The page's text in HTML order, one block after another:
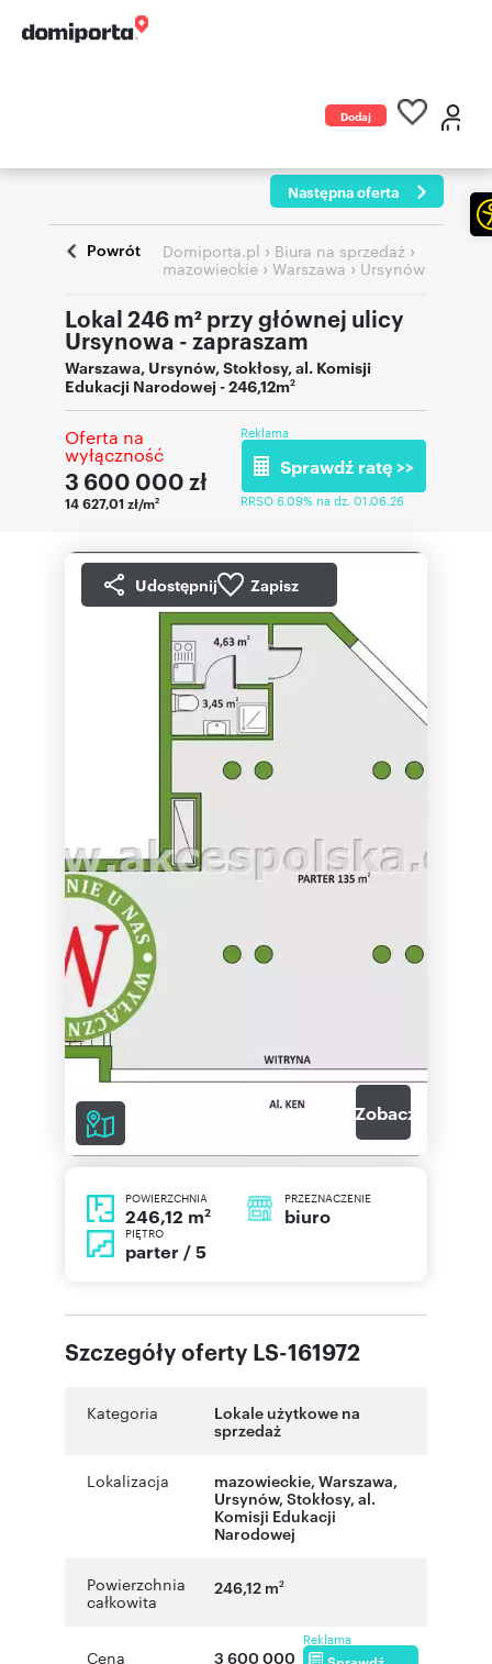
Dodaj
Następna oferta
Powrót Domiporta.pl › Biura na sprzedaż ›
mazowieckie › Warszawa› Ursynów
Lokal 246 m² przy głównej ulicy
Ursynowa - zapraszam
Warszawa, Ursynów,Stokłosy,al. Komisji
Edukacji Narodowej - 246,12m2
Oferta na
wyłączność
3 600 000 zł
14 627,01 zł/m2
Reklama
Sprawdź ratę >>
RRSO 6,09% na dz. 01.06.26
Udostępnij Zapisz
14 Zobacz galerię
POWIERZCHNIA
246,12 m2
PRZEZNACZENIE
biuro
PIĘTRO
parter / 5
Szczegóły oferty LS-161972
Kategoria
Lokale użytkowe na
sprzedaż
Lokalizacja mazowieckie, Warszawa,
Ursynów, Stokłosy, al.
Komisji Edukacji
Narodowej
Powierzchnia
całkowita
246,12 m2
Cena
3 600 000
Reklama